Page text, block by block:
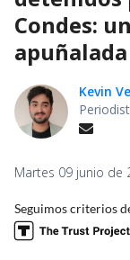
Condes:
apuñalada
Kevin
Martes 09 junio de
Seguimos criterios